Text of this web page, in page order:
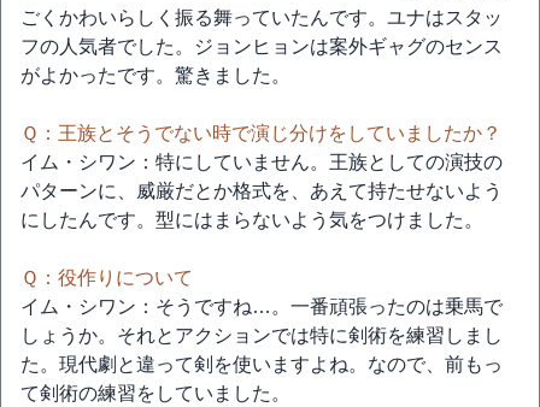
ごくかわいらしく振る舞っていたんです。ユナはスタッ
フの人気者でした。ジョンヒョンは案外ギャグのセンス
がよかったです。驚きました。
Ｑ：王族とそうでない時で演じ分けをしていましたか？
イム・シワン：特にしていません。王族としての演技の
パターンに、威厳だとか格式を、あえて持たせないよう
にしたんです。型にはまらないよう気をつけました。
Ｑ：役作りについて
イム・シワン：そうですね…。一番頑張ったのは乗馬で
しょうか。それとアクションでは特に剣術を練習しまし
た。現代劇と違って剣を使いますよね。なので、前もっ
て剣術の練習をしていました。